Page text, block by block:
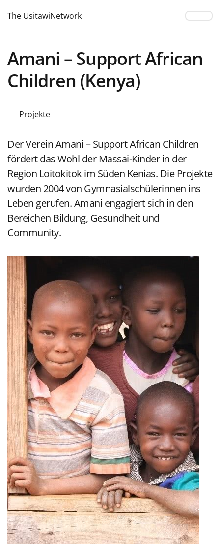
The UsitawiNetwork
Amani – Support African
Children (Kenya)
Projekte
Der Verein Amani – Support African Children
fördert das Wohl der Massai-Kinder in der
Region Loitokitok im Süden Kenias. Die Projekte
wurden 2004 von Gymnasialschülerinnen ins
Leben gerufen. Amani engagiert sich in den
Bereichen Bildung, Gesundheit und
Community.